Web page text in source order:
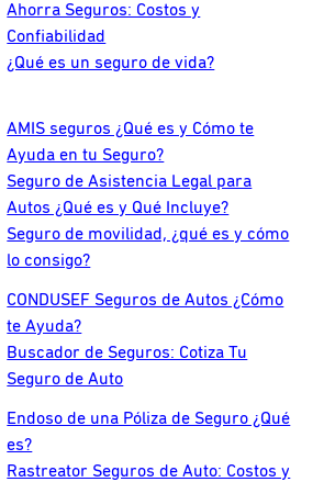
Ahorra Seguros: Costos y
Confiabilidad
¿Qué es un seguro de vida?
AMIS seguros ¿Qué es y Cómo te
Ayuda en tu Seguro?
Seguro de Asistencia Legal para
Autos ¿Qué es y Qué Incluye?
Seguro de movilidad, ¿qué es y cómo
lo consigo?
CONDUSEF Seguros de Autos ¿Cómo
te Ayuda?
Buscador de Seguros: Cotiza Tu
Seguro de Auto
Endoso de una Póliza de Seguro ¿Qué
es?
Rastreator Seguros de Auto: Costos y